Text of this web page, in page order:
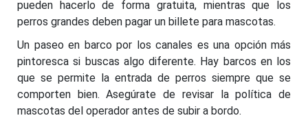
pueden hacerlo de forma gratuita, mientras que los
perros grandes deben pagar un billete para mascotas.
Un paseo en barco por los canales es una opción más
pintoresca si buscas algo diferente. Hay barcos en los
que se permite la entrada de perros siempre que se
comporten bien. Asegúrate de revisar la política de
mascotas del operador antes de subir a bordo.